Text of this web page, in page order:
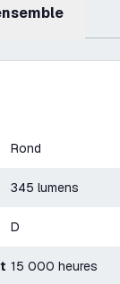
Rond
345 lumens
D
15 000 heures